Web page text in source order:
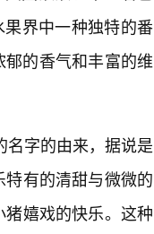
界中一种独特的番
的香气和丰富的维
名字的由来，据说是
有的清甜与微微的
嬉戏的快乐。这种